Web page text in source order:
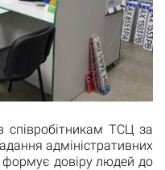
ТСЦ за
адміністративних
довіру людей до